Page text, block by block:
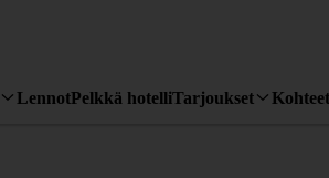
LennotPelkkä hotelliTarjoukset Kohteet